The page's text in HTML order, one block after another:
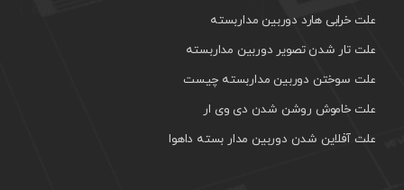
علت خرابی هارد دوربین مداربسته
علت تار شدن تصویر دوربین مداربسته
علت سوختن دوربین مداربسته چیست
علت خاموش روشن شدن دی وی ار
علت آفلاین شدن دوربین مدار بسته داهوا